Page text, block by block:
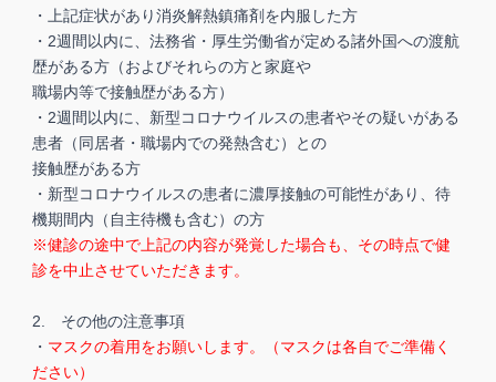
・上記症状があり消炎解熱鎮痛剤を内服した方
・2週間以内に、法務省・厚生労働省が定める諸外国への渡航
歴がある方（およびそれらの方と家庭や
職場内等で接触歴がある方）
・2週間以内に、新型コロナウイルスの患者やその疑いがある
患者（同居者・職場内での発熱含む）との
接触歴がある方
・新型コロナウイルスの患者に濃厚接触の可能性があり、待
機期間内（自主待機も含む）の方
※健診の途中で上記の内容が発覚した場合も、その時点で健
診を中止させていただきます。
2. その他の注意事項
・ マスクの着用をお願いします。（マスクは各自でご準備く
ださい）